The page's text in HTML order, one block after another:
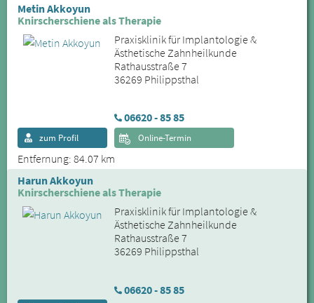
Metin Akkoyun
Knirscherschiene als Therapie
Praxisklinik für Implantologie &
Ästhetische Zahnheilkunde
Rathausstraße 7
36269 Philippsthal
06620 - 85 85
Entfernung: 84.07 km
zum Profil Online-Termin
Harun Akkoyun
Knirscherschiene als Therapie
Praxisklinik für Implantologie &
Ästhetische Zahnheilkunde
Rathausstraße 7
36269 Philippsthal
06620 - 85 85